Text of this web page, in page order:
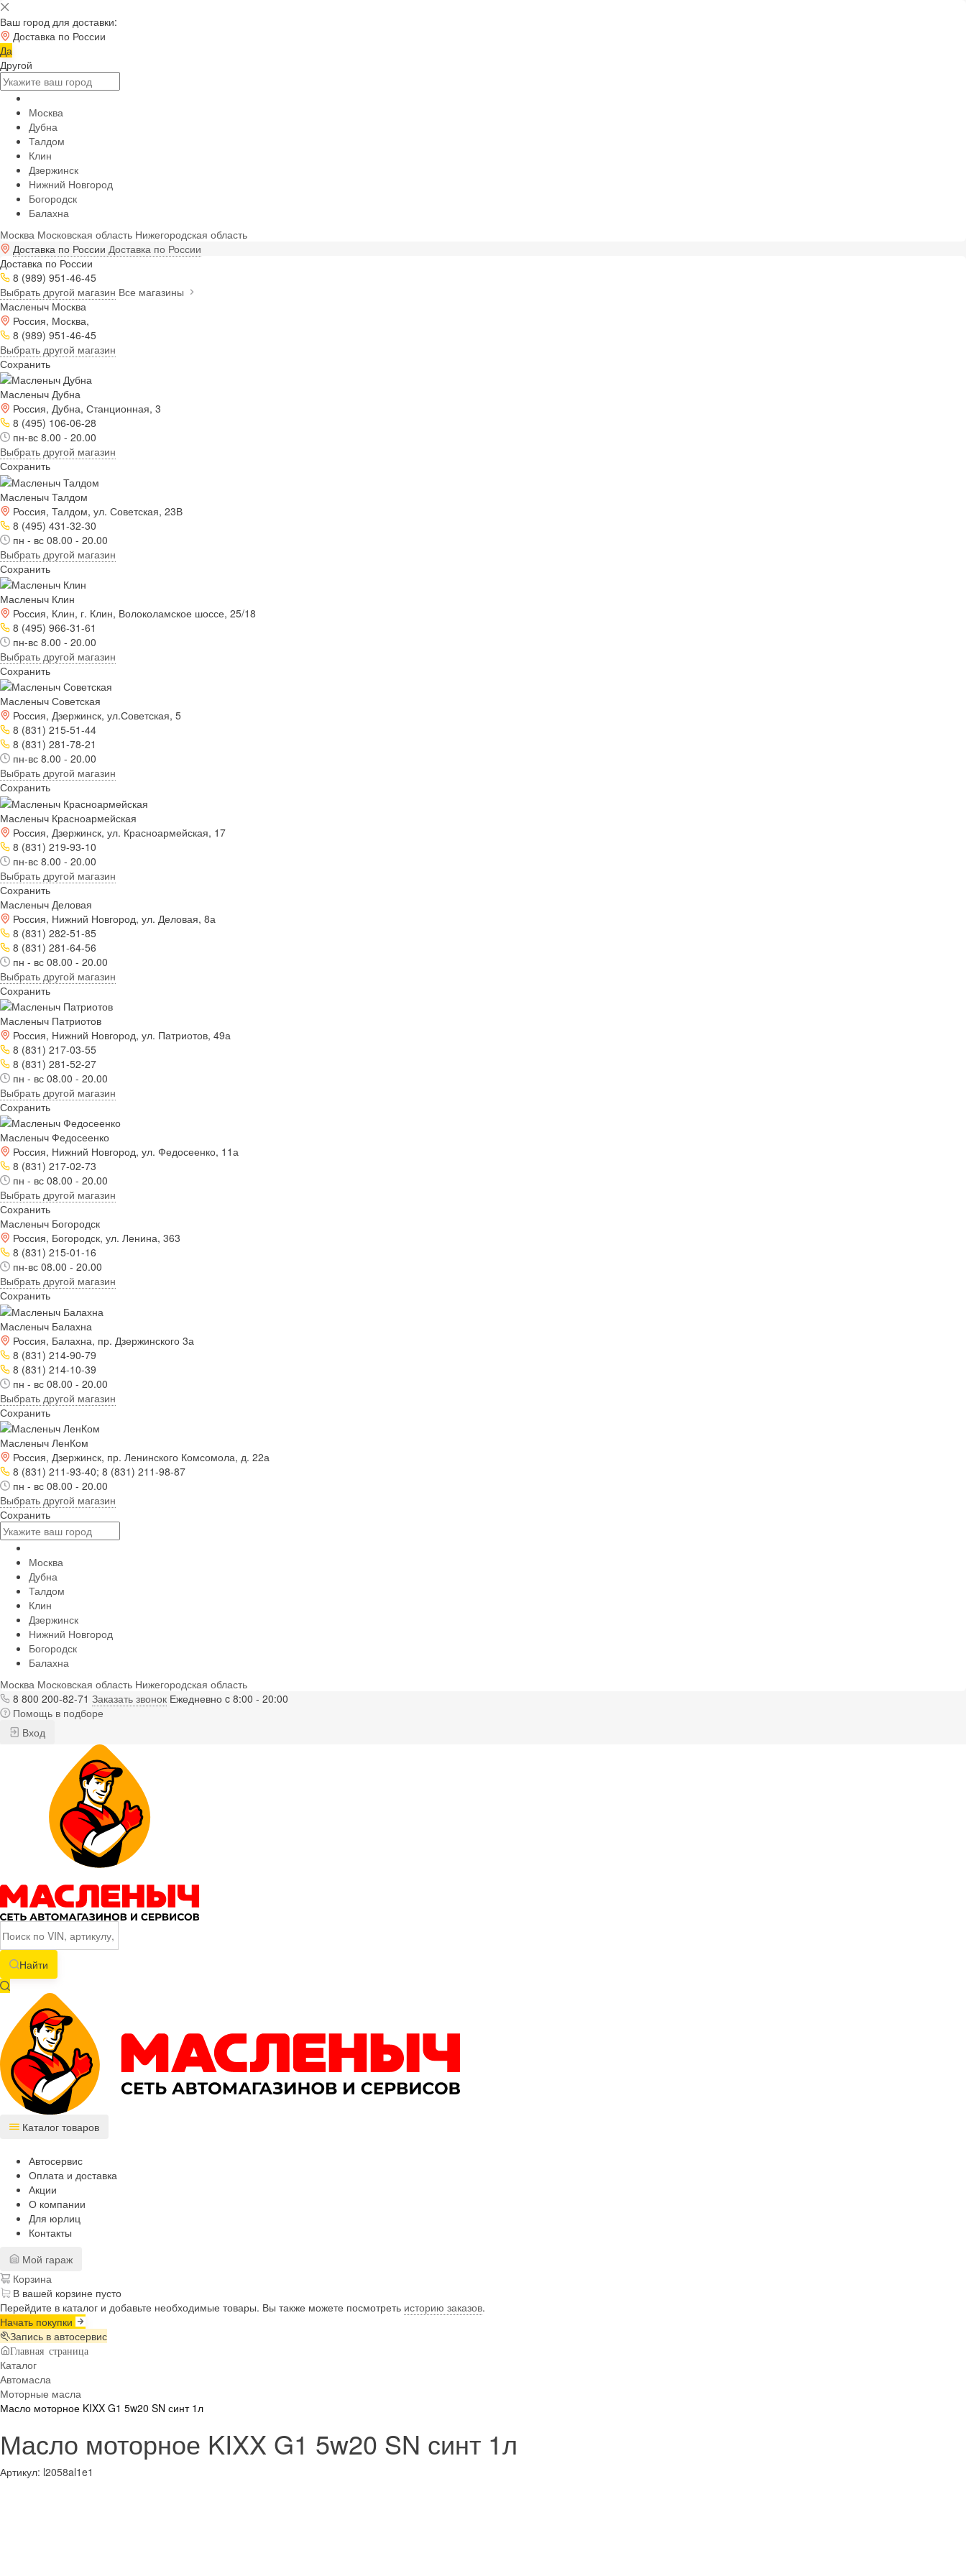
Ваш город для доставки:
Доставка по России
Да
Другой
Москва
Дубна
Талдом
Клин
Дзержинск
Нижний Новгород
Богородск
Балахна
Москва Московская область Нижегородская область
Доставка по России Доставка по России
Доставка по России
8 (989) 951-46-45
Выбрать другой магазин Все магазины
Масленыч Москва
Россия, Москва,
8 (989) 951-46-45
Выбрать другой магазин
Сохранить
Масленыч Дубна
Россия, Дубна, Станционная, 3
8 (495) 106-06-28
пн-вс 8.00 - 20.00
Выбрать другой магазин
Сохранить
Масленыч Талдом
Россия, Талдом, ул. Советская, 23В
8 (495) 431-32-30
пн - вс 08.00 - 20.00
Выбрать другой магазин
Сохранить
Масленыч Клин
Россия, Клин, г. Клин, Волоколамское шоссе, 25/18
8 (495) 966-31-61
пн-вс 8.00 - 20.00
Выбрать другой магазин
Сохранить
Масленыч Советская
Россия, Дзержинск, ул.Советская, 5
8 (831) 215-51-44
8 (831) 281-78-21
пн-вс 8.00 - 20.00
Выбрать другой магазин
Сохранить
Масленыч Красноармейская
Россия, Дзержинск, ул. Красноармейская, 17
8 (831) 219-93-10
пн-вс 8.00 - 20.00
Выбрать другой магазин
Сохранить
Масленыч Деловая
Россия, Нижний Новгород, ул. Деловая, 8а
8 (831) 282-51-85
8 (831) 281-64-56
пн - вс 08.00 - 20.00
Выбрать другой магазин
Сохранить
Масленыч Патриотов
Россия, Нижний Новгород, ул. Патриотов, 49а
8 (831) 217-03-55
8 (831) 281-52-27
пн - вс 08.00 - 20.00
Выбрать другой магазин
Сохранить
Масленыч Федосеенко
Россия, Нижний Новгород, ул. Федосеенко, 11а
8 (831) 217-02-73
пн - вс 08.00 - 20.00
Выбрать другой магазин
Сохранить
Масленыч Богородск
Россия, Богородск, ул. Ленина, 363
8 (831) 215-01-16
пн-вс 08.00 - 20.00
Выбрать другой магазин
Сохранить
Масленыч Балахна
Россия, Балахна, пр. Дзержинского 3а
8 (831) 214-90-79
8 (831) 214-10-39
пн - вс 08.00 - 20.00
Выбрать другой магазин
Сохранить
Масленыч ЛенКом
Россия, Дзержинск, пр. Ленинского Комсомола, д. 22а
8 (831) 211-93-40; 8 (831) 211-98-87
пн - вс 08.00 - 20.00
Выбрать другой магазин
Сохранить
Москва
Дубна
Талдом
Клин
Дзержинск
Нижний Новгород
Богородск
Балахна
Москва Московская область Нижегородская область
8 800 200-82-71 Заказать звонок Ежедневно c 8:00 - 20:00
Помощь в подборе
Вход
Найти
Каталог товаров
Автосервис
Оплата и доставка
Акции
О компании
Для юрлиц
Контакты
Мой гараж
Корзина
В вашей корзине пусто
Перейдите в каталог и добавьте необходимые товары. Вы также можете посмотреть историю заказов.
Начать покупки
Запись в автосервис
Главная страница
Каталог
Автомасла
Моторные масла
Масло моторное KIXX G1 5w20 SN синт 1л
Масло моторное KIXX G1 5w20 SN синт 1л
Артикул: l2058al1e1